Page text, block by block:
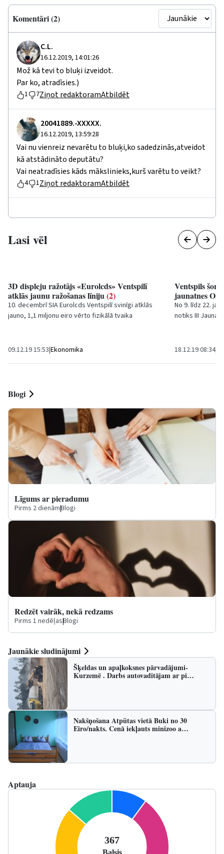
Komentāri (2)
C.L.
16.12.2019, 14:01:26
Mož kā tevi to bluķi izveidot.
Par ko, atradīsies.)
1 7Ziņot redaktoramAtbildēt
20041889.-XXXXX.
16.12.2019, 13:59:28
Vai nu vienreiz nevarētu to bluķi,ko sadedzinās,atveidot
kā atstādināto deputātu?
Vai neatradīsies kāds mākslinieks,kurš varētu to veikt?
4 1Ziņot redaktoramAtbildēt
Lasi vēl
3D displeju ražotājs «Eurolcds» Ventspilī
atklās jaunu ražošanas līniju(2)
10. decembrī SIAEurolcds Ventspilī svinīgi atklās
jauno, 1,1 miljonu eiro vērto fizikālā tvaika
09.12.19 15:53|Ekonomika
Ventspils
jaunatnes
No 9. līdz 22.
notiks III
18.12.19 08:34|
Blogi
Līgums ar pieradumu
Pirms 2 dienām|Blogi
Redzēt vairāk, nekā redzams
Pirms 1 nedēļas|Blogi
Jaunākie sludinājumi
Šķeldas un apaļkoksnes pārvadājumi-
Kurzemē . Darbs autovaditājam ar pi…
Nakšņošana Atpūtas vietā Buki no 30
Eiro/nakts. Cenā iekļauts minizoo a…
Aptauja